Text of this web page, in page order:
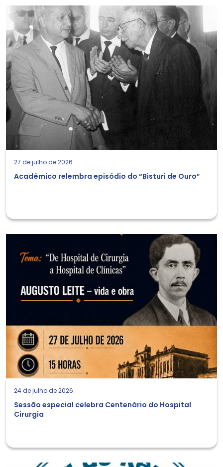
27 de julho de 2026
Acadêmico relembra episódio do “Bisturi de Ouro”
24 de julho de 2026
Sessão especial celebra Centenário do Hospital
Cirurgia